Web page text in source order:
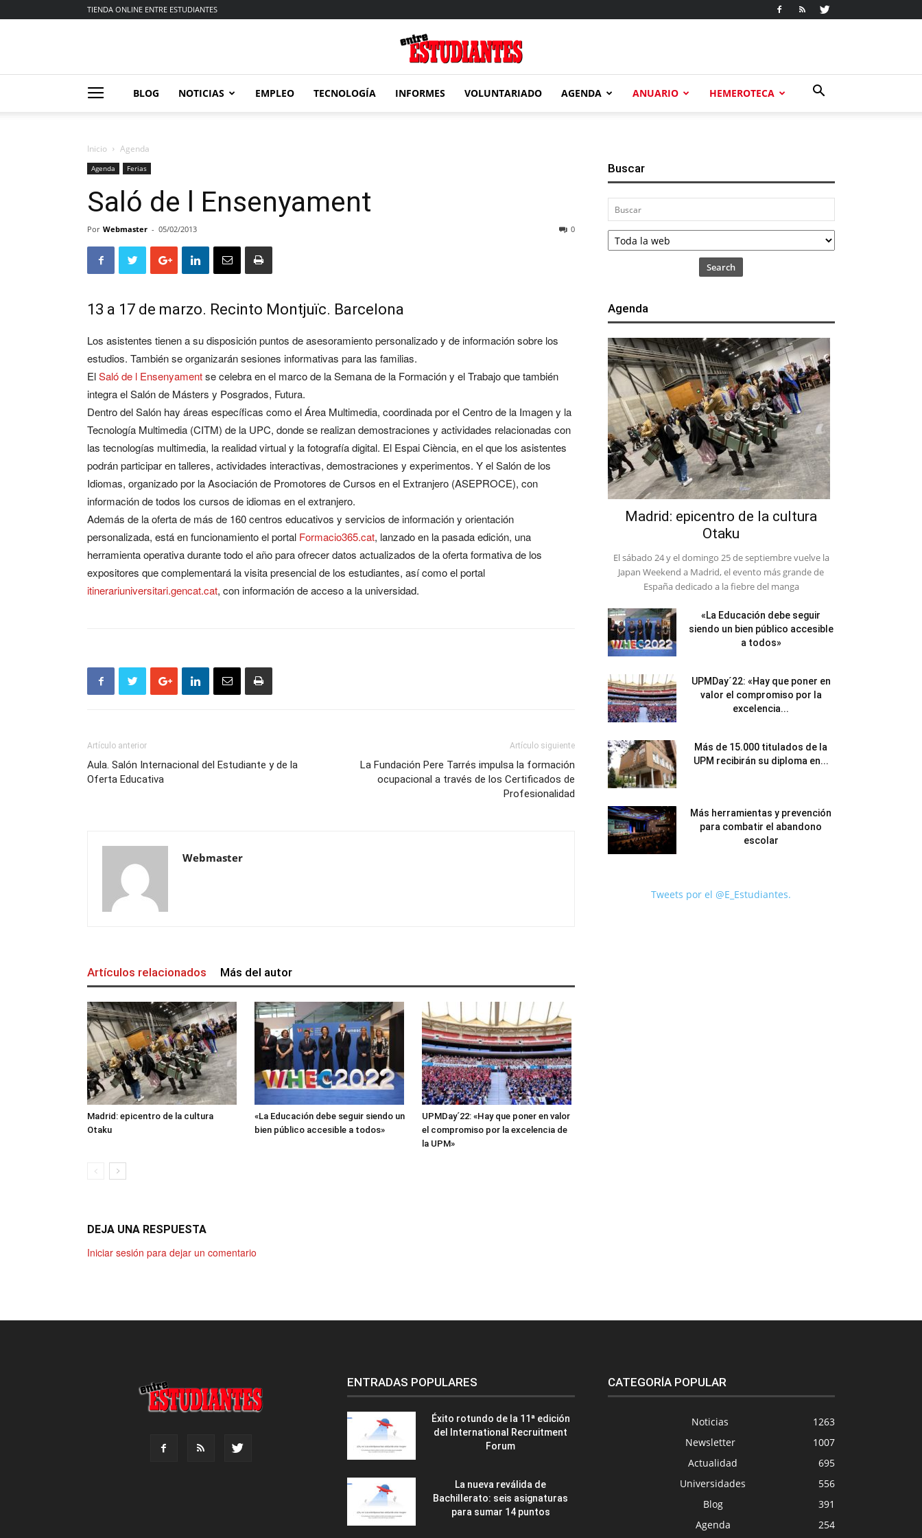
TIENDA ONLINE ENTRE ESTUDIANTES
BLOG NOTICIAS EMPLEO TECNOLOGÍA INFORMES VOLUNTARIADO AGENDA ANUARIO HEMEROTECA
Inicio Agenda
Agenda Ferias
Saló de l Ensenyament
Por Webmaster - 05/02/2013 0
13 a 17 de marzo. Recinto Montjuïc. Barcelona
Los asistentes tienen a su disposición puntos de asesoramiento personalizado y de información sobre los
estudios. También se organizarán sesiones informativas para las familias.
ElSaló de l Ensenyamentse celebra en el marco de la Semana de la Formación y el Trabajo que también
integra el Salón de Másters y Posgrados, Futura.
Dentro del Salón hay áreas específicas como el Área Multimedia, coordinada por el Centro de la Imagen y la
Tecnología Multimedia (CITM) de la UPC, donde se realizan demostraciones y actividades relacionadas con
las tecnologías multimedia, la realidad virtual y la fotografía digital. El Espai Ciència, en el que los asistentes
podrán participar en talleres, actividades interactivas, demostraciones y experimentos. Y el Salón de los
Idiomas, organizado por la Asociación de Promotores de Cursos en el Extranjero (ASEPROCE), con
información de todos los cursos de idiomas en el extranjero.
Además de la oferta de más de 160 centros educativos y servicios de información y orientación
personalizada, está en funcionamiento el portal Formacio365.cat, lanzado en la pasada edición, una
herramienta operativa durante todo el año para ofrecer datos actualizados de la oferta formativa de los
expositores que complementará la visita presencial de los estudiantes, así como el portal
itinerariuniversitari.gencat.cat, con información de acceso a la universidad.
Artículo anterior
Aula. Salón Internacional del Estudiante y de la
Oferta Educativa
Artículo siguiente
La Fundación Pere Tarrés impulsa la formación
ocupacional a través de los Certificados de
Profesionalidad
Webmaster
Artículos relacionados Más del autor
Madrid: epicentro de la cultura
Otaku
«La Educación debe seguir siendo un
bien público accesible a todos»
UPMDay´22: «Hay que poner en valor
el compromiso por la excelencia de
la UPM»
DEJA UNA RESPUESTA
Iniciar sesión para dejar un comentario
Buscar
Search
Agenda
Madrid: epicentro de la cultura
Otaku
El sábado 24 y el domingo 25 de septiembre vuelve la
Japan Weekend a Madrid, el evento más grande de
España dedicado a la fiebre del manga
«La Educación debe seguir
siendo un bien público accesible
a todos»
UPMDay´22: «Hay que poner en
valor el compromiso por la
excelencia...
Más de 15.000 titulados de la
UPM recibirán su diploma en...
Más herramientas y prevención
para combatir el abandono
escolar
Tweets por el @E_Estudiantes.
ENTRADAS POPULARES
Éxito rotundo de la 11ª edición
del International Recruitment
Forum
La nueva reválida de
Bachillerato: seis asignaturas
para sumar 14 puntos
CATEGORÍA POPULAR
Noticias
1263
Newsletter
1007
Actualidad
695
Universidades
556
Blog
391
Agenda
254